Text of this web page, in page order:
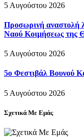
5 Αυγούστου 2026
Προσωρινή αναστολή
Ναού Κοιμήσεως της
5 Αυγούστου 2026
5ο Φεστιβάλ Βουνού
5 Αυγούστου 2026
Σχετικά Με Εμάς